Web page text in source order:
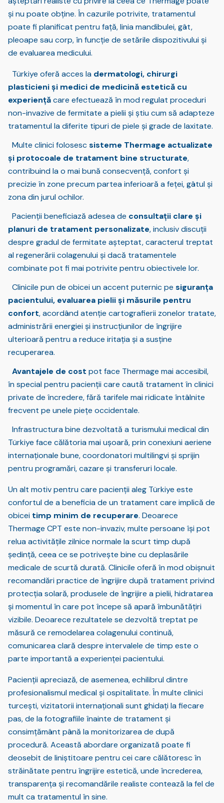
și nu poate obține. În cazurile potrivite, tratamentul
poate fi planificat pentru față, linia mandibulei, gât,
pleoape sau corp, în funcție de setările dispozitivului și
de evaluarea medicului.
Türkiye oferă acces la dermatologi, chirurgi
plasticieni și medici de medicină estetică cu
experiențăcare efectuează în mod regulat proceduri
non-invazive de fermitate a pielii și știu cum să adapteze
tratamentul la diferite tipuri de piele și grade de laxitate.
Multe clinici folosescsisteme Thermage actualizate
și protocoale de tratament bine structurate,
contribuind la o mai bună consecvență, confort și
precizie în zone precum partea inferioară a feței, gâtul și
zona din jurul ochilor.
Pacienții beneficiază adesea de consultații clare și
planuri de tratament personalizate, inclusiv discuții
despre gradul de fermitate așteptat, caracterul treptat
al regenerării colagenului și dacă tratamentele
combinate pot fi mai potrivite pentru obiectivele lor.
Clinicile pun de obicei un accent puternic pe siguranța
pacientului, evaluarea pielii și măsurile pentru
confort, acordând atenție cartografierii zonelor tratate,
administrării energiei și instrucțiunilor de îngrijire
ulterioară pentru a reduce iritația și a susține
recuperarea.
Avantajele de cost pot face Thermage mai accesibil,
în special pentru pacienții care caută tratament în clinici
private de încredere, fără tarifele mai ridicate întâlnite
frecvent pe unele piețe occidentale.
Infrastructura bine dezvoltată a turismului medical din
Türkiye face călătoria mai ușoară, prin conexiuni aeriene
internaționale bune, coordonatori multilingvi și sprijin
pentru programări, cazare și transferuri locale.
Un alt motiv pentru care pacienții aleg Türkiye este
confortul de a beneficia de un tratament care implică de
obicei timp minim de recuperare. Deoarece
Thermage CPT este non-invaziv, multe persoane își pot
relua activitățile zilnice normale la scurt timp după
ședință, ceea ce se potrivește bine cu deplasările
medicale de scurtă durată. Clinicile oferă în mod obișnuit
recomandări practice de îngrijire după tratament privind
protecția solară, produsele de îngrijire a pielii, hidratarea
și momentul în care pot începe să apară îmbunătățiri
vizibile. Deoarece rezultatele se dezvoltă treptat pe
măsură ce remodelarea colagenului continuă,
comunicarea clară despre intervalele de timp este o
parte importantă a experienței pacientului.
Pacienții apreciază, de asemenea, echilibrul dintre
profesionalismul medical și ospitalitate. În multe clinici
turcești, vizitatorii internaționali sunt ghidați la fiecare
pas, de la fotografiile înainte de tratament și
consimțământ până la monitorizarea de după
procedură. Această abordare organizată poate fi
deosebit de liniștitoare pentru cei care călătoresc în
străinătate pentru îngrijire estetică, unde încrederea,
transparența și recomandările realiste contează la fel de
mult ca tratamentul în sine.